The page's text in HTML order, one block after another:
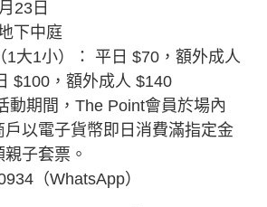
23日
下中庭
1大1小）： 平日 $70，額外成人
$100，額外成人 $140
動期間，The Point會員於場內
戶以電子貨幣即日消費滿指定金
子套票。
（WhatsApp）